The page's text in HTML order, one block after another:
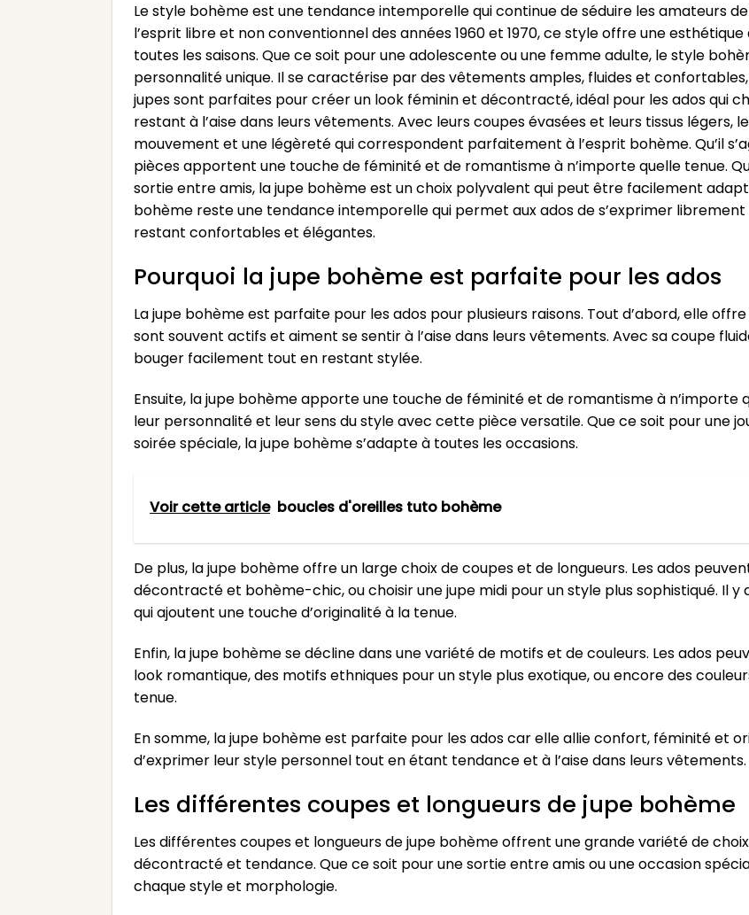
Le style bohème est une tendance intemporelle qui continue de séduire les amateurs
l’esprit libre et non conventionnel des années 1960 et 1970, ce style offre une
toutes les saisons. Que ce soit pour une adolescente ou une femme adulte, le style
personnalité unique. Il se caractérise par des vêtements amples, fluides et
jupes sont parfaites pour créer un look féminin et décontracté, idéal pour les ados qui
restant à l’aise dans leurs vêtements. Avec leurs coupes évasées et leurs tissus
mouvement et une légèreté qui correspondent parfaitement à l’esprit bohème. Qu’il
pièces apportent une touche de féminité et de romantisme à n’importe quelle tenue.
sortie entre amis, la jupe bohème est un choix polyvalent qui peut être facilement
bohème reste une tendance intemporelle qui permet aux ados de s’exprimer
restant confortables et élégantes.
Pourquoi la jupe bohème est parfaite pour les ados
La jupe bohème est parfaite pour les ados pour plusieurs raisons. Tout d’abord, elle
sont souvent actifs et aiment se sentir à l’aise dans leurs vêtements. Avec sa coupe
bouger facilement tout en restant stylée.
Ensuite, la jupe bohème apporte une touche de féminité et de romantisme à n’importe
leur personnalité et leur sens du style avec cette pièce versatile. Que ce soit pour une
soirée spéciale, la jupe bohème s’adapte à toutes les occasions.
Voir cette article boucles d'oreilles tuto bohème
De plus, la jupe bohème offre un large choix de coupes et de longueurs. Les ados
décontracté et bohème-chic, ou choisir une jupe midi pour un style plus sophistiqué. Il y
qui ajoutent une touche d’originalité à la tenue.
Enfin, la jupe bohème se décline dans une variété de motifs et de couleurs. Les ados
look romantique, des motifs ethniques pour un style plus exotique, ou encore des
tenue.
En somme, la jupe bohème est parfaite pour les ados car elle allie confort, féminité et
d’exprimer leur style personnel tout en étant tendance et à l’aise dans leurs vêtements.
Les différentes coupes et longueurs de jupe bohème
Les différentes coupes et longueurs de jupe bohème offrent une grande variété de
décontracté et tendance. Que ce soit pour une sortie entre amis ou une occasion
chaque style et morphologie.